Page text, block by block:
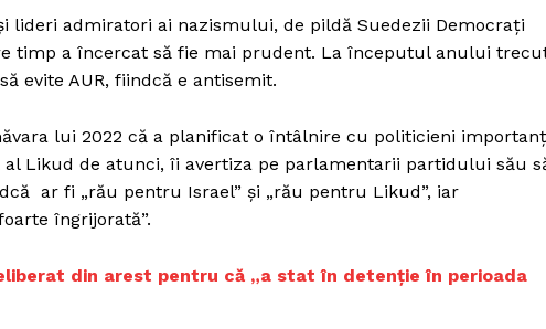
proiect
HOUSE
Proiecte editoriale
admiratori ai nazismului, de pildă Suedezii Democrați
timp a încercat să fie mai prudent. La începutul anului
evite AUR, fiindcă e antisemit.
lui 2022 că a planificat o întâlnire cu politicieni
Likud de atunci, îi avertiza pe parlamentarii partidului său
ar fi „rău pentru Israel” și „rău pentru Likud”, iar
îngrijorată”.
din arest pentru că „a stat în detenţie în perioada